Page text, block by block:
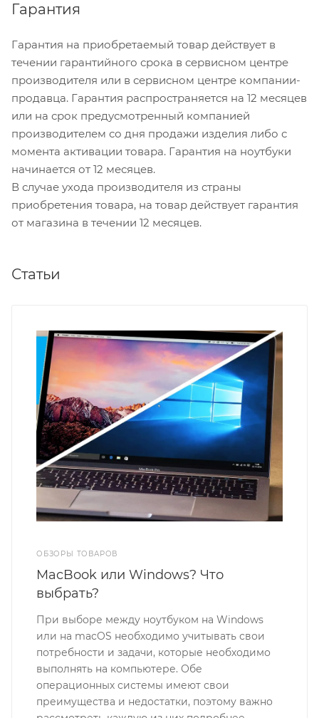
Гарантия
Гарантия на приобретаемый товар действует в
течении гарантийного срока в сервисном центре
производителя или в сервисном центре компании-
продавца. Гарантия распространяется на 12 месяцев
или на срок предусмотренный компанией
производителем со дня продажи изделия либо с
момента активации товара. Гарантия на ноутбуки
начинается от 12 месяцев.
В случае ухода производителя из страны
приобретения товара, на товар действует гарантия
от магазина в течении 12 месяцев.
Статьи
ОБЗОРЫ ТОВАРОВ
MacBook или Windows? Что
выбрать?
При выборе между ноутбуком на Windows
или на macOS необходимо учитывать свои
потребности и задачи, которые необходимо
выполнять на компьютере. Обе
операционных системы имеют свои
преимущества и недостатки, поэтому важно